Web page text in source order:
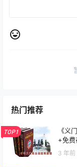
热门推荐
TOP1
《义
+免费
3 年前